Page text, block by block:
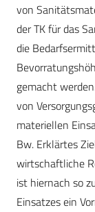
von
der TK für das
die
gemacht
von
materiellen
Bw. Erklärtes
wirtschaftliche
ist hiernach so
Einsatzes ein